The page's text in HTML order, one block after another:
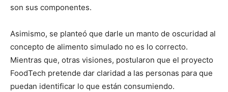
son sus componentes.
Asimismo, se planteó que darle un manto de oscuridad al
concepto de alimento simulado no es lo correcto.
Mientras que, otras visiones, postularon que el proyecto
FoodTech pretende dar claridad a las personas para que
puedan identificar lo que están consumiendo.